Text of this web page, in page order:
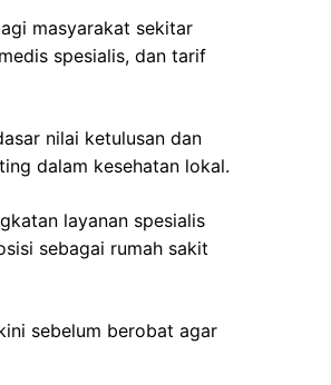
masyarakat sekitar
spesialis, dan tarif
nilai ketulusan dan
dalam kesehatan lokal.
layanan spesialis
sebagai rumah sakit
sebelum berobat agar